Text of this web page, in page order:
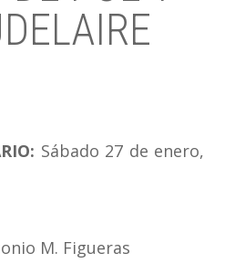
Sábado 27 de enero,
M. Figueras